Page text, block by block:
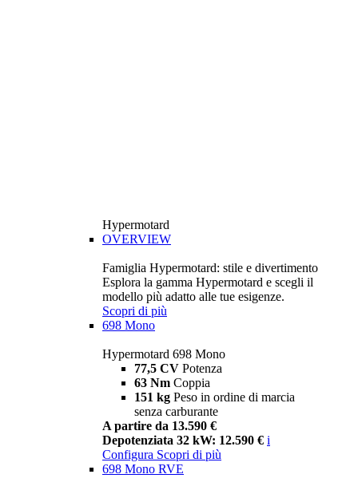
Hypermotard
OVERVIEW
Famiglia Hypermotard: stile e divertimento
Esplora la gamma Hypermotard e scegli il
modello più adatto alle tue esigenze.
Scopri di più
698 Mono
Hypermotard 698 Mono
77,5 CV Potenza
63 Nm Coppia
151 kg Peso in ordine di marcia
senza carburante
A partire da 13.590 €
Depotenziata 32 kW: 12.590 € i
Configura Scopri di più
698 Mono RVE